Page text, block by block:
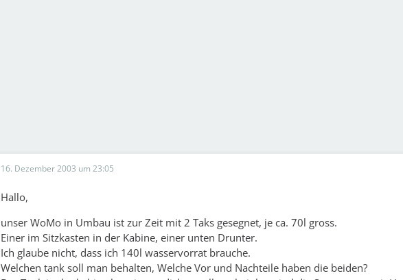
16. Dezember 2003 um 23:05
Hallo,
unser WoMo in Umbau ist zur Zeit mit 2 Taks gesegnet, je ca. 70l gross.
Einer im Sitzkasten in der Kabine, einer unten Drunter.
Ich glaube nicht, dass ich 140l wasservorrat brauche.
Welchen tank soll man behalten, Welche Vor und Nachteile haben die beiden?